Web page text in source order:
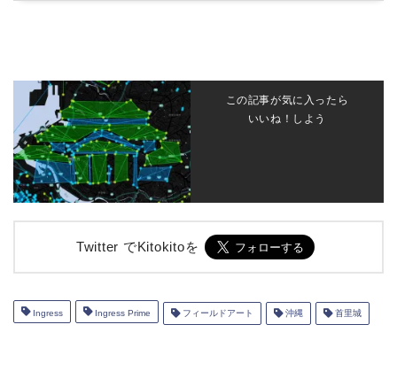
この記事が気に入ったら
いいね！しよう
Twitter でKitokitoを
Ingress Ingress Prime フィールドアート 沖縄 首里城